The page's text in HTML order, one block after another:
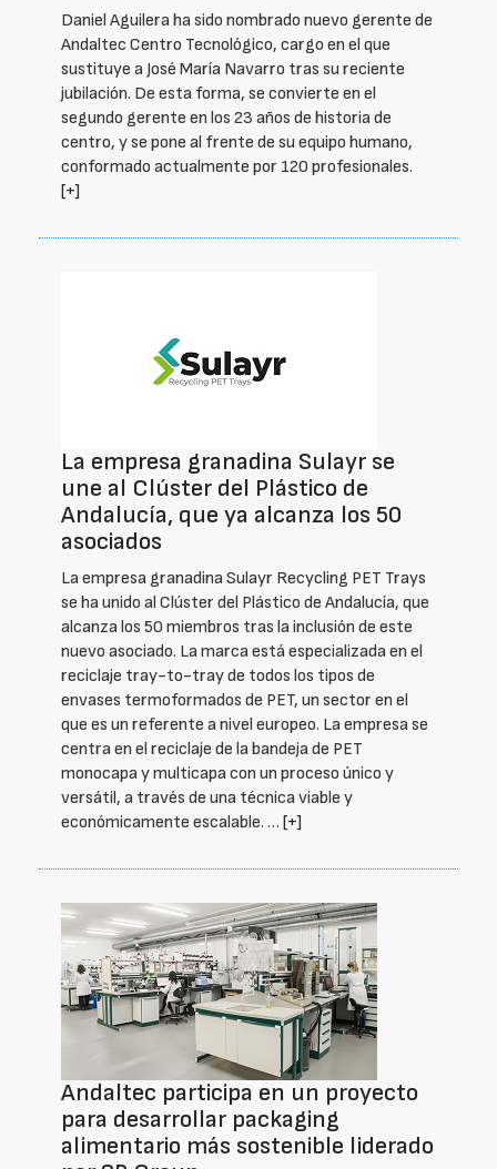
Daniel Aguilera ha sido nombrado nuevo gerente de
Andaltec Centro Tecnológico, cargo en el que
sustituye a José María Navarro tras su reciente
jubilación. De esta forma, se convierte en el
segundo gerente en los 23 años de historia de
centro, y se pone al frente de su equipo humano,
conformado actualmente por 120 profesionales.
[+]
La empresa granadina Sulayr se
une al Clúster del Plástico de
Andalucía, que ya alcanza los 50
asociados
La empresa granadina Sulayr Recycling PET Trays
se ha unido al Clúster del Plástico de Andalucía, que
alcanza los 50 miembros tras la inclusión de este
nuevo asociado. La marca está especializada en el
reciclaje tray-to-tray de todos los tipos de
envases termoformados de PET, un sector en el
que es un referente a nivel europeo. La empresa se
centra en el reciclaje de la bandeja de PET
monocapa y multicapa con un proceso único y
versátil, a través de una técnica viable y
económicamente escalable. … [+]
Andaltec participa en un proyecto
para desarrollar packaging
alimentario más sostenible liderado